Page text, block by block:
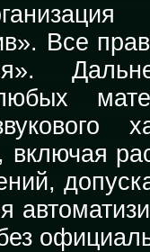
Все
включая